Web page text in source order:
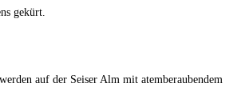
gekürt.
auf der Seiser Alm mit atemberaubendem